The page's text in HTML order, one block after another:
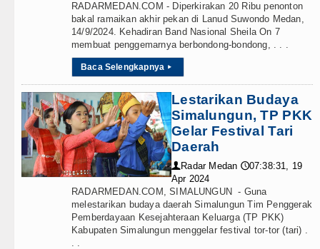
RADARMEDAN.COM - Diperkirakan 20 Ribu penonton
bakal ramaikan akhir pekan di Lanud Suwondo Medan,
14/9/2024. Kehadiran Band Nasional Sheila On 7
membuat penggemarnya berbondong-bondong, . . .
Baca Selengkapnya ▸
Lestarikan Budaya
Simalungun, TP PKK
Gelar Festival Tari
Daerah
👤 Radar Medan 🕔07:38:31, 19
Apr 2024
RADARMEDAN.COM, SIMALUNGUN - Guna
melestarikan budaya daerah Simalungun Tim Penggerak
Pemberdayaan Kesejahteraan Keluarga (TP PKK)
Kabupaten Simalungun menggelar festival tor-tor (tari) .
. .